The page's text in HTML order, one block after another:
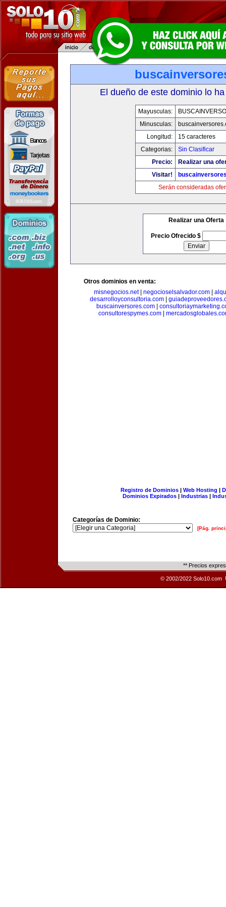
El dueño de este dominio lo
Mayusculas:
Minusculas:
Longitud:
15 caracteres
Categorias:
Sin Clasificar
Precio:
Realizar una
Visitar!
Serán consideradas
Realizar una Oferta
Precio Ofrecido $
Otros dominios en venta:
misnegocios.net| negocioselsalvador.com|
desarrolloyconsultoria.com
buscainversores.com|
consultorespymes.com
Registro de Dominios| Web Hosting |
Dominios Expirados | Industrias |
Categorías de Dominio:
[Pág.
** Precios
© 2002/2022 Solo10.com